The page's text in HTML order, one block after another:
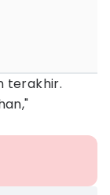
terakhir.